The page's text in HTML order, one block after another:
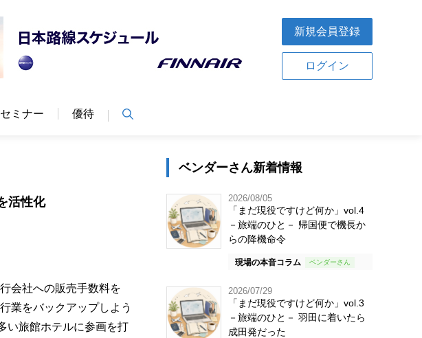
新規会員登録
ログイン
ミナー 優待
活性化
会社への販売手数料を
業をバックアップしよう
い旅館ホテルに参画を打
ベンダーさん新着情報
2026/08/05
「まだ現役ですけど何か」vol.4
－旅端のひと－ 帰国便で機長か
らの降機命令
現場の本音コラム
2026/07/29
「まだ現役ですけど何か」vol.3
－旅端のひと－ 羽田に着いたら
成田発だった